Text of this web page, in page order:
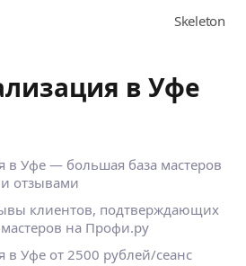
в Уфе
в Уфе — большая база мастеров
отзывами
клиентов, подтверждающих
на Профи.ру
в Уфе от 2500 рублей/сеанс